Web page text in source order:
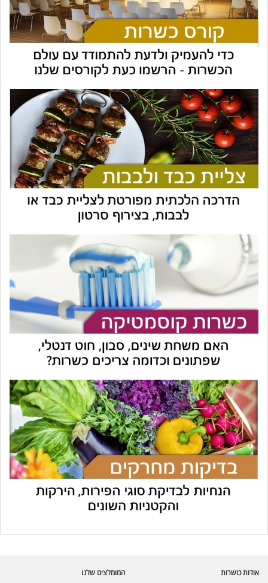
אודות כושרות
המומלצים שלנו
🪲 בדיקת חרקים